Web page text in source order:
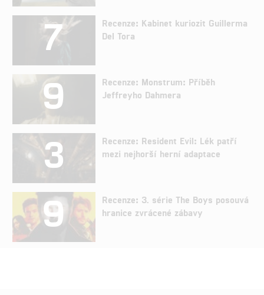
7
Recenze: Kabinet kuriozit Guillerma
Del Tora
9
Recenze: Monstrum: Příběh
Jeffreyho Dahmera
3
Recenze: Resident Evil: Lék patří
mezi nejhorší herní adaptace
9
Recenze: 3. série The Boys posouvá
hranice zvrácené zábavy